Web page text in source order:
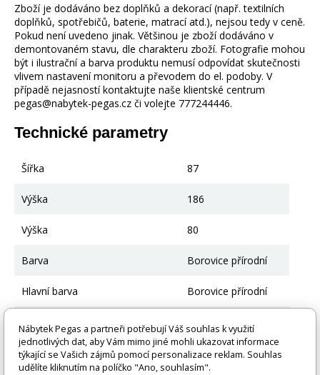
Zboží je dodáváno bez doplňků a dekorací (např. textilních
doplňků, spotřebičů, baterie, matrací atd.), nejsou tedy v ceně.
Pokud není uvedeno jinak. Většinou je zboží dodáváno v
demontovaném stavu, dle charakteru zboží. Fotografie mohou
být i ilustrační a barva produktu nemusí odpovídat skutečnosti
vlivem nastavení monitoru a převodem do el. podoby. V
případě nejasností kontaktujte naše klientské centrum
pegas@nabytek-pegas.cz či volejte 777244446.
Technické parametry
Šířka 87
Výška 186
Výška 80
Barva Borovice přírodní
Hlavní barva Borovice přírodní
Materiál Borovicové dřevo
Včetně rámu Ano
Nábytek Pegas a partneři potřebují Váš souhlas k využití
jednotlivých dat, aby Vám mimo jiné mohli ukazovat informace
týkající se Vašich zájmů pomocí personalizace reklam. Souhlas
udělíte kliknutím na políčko "Ano, souhlasím".